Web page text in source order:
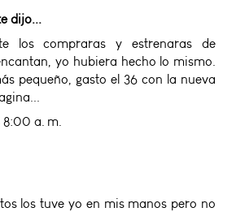
dijo...
los compraras y estrenaras de
yo hubiera hecho lo mismo.
pequeño, gasto el 36 con la nueva
a. m.
los tuve yo en mis manos pero no